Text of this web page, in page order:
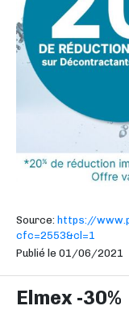
Source: https://
cfc=2553&cl=1
Publié le 01/06/2021
Elmex -30%